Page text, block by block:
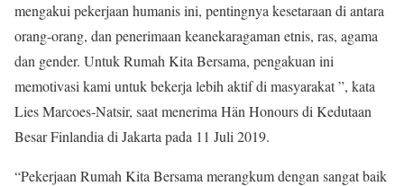
mengakui pekerjaan humanis ini, pentingnya kesetaraan di antara
orang-orang, dan penerimaan keanekaragaman etnis, ras, agama
dan gender. Untuk Rumah Kita Bersama, pengakuan ini
memotivasi kami untuk bekerja lebih aktif di masyarakat ”, kata
Lies Marcoes-Natsir, saat menerima Hän Honours di Kedutaan
Besar Finlandia di Jakarta pada 11 Juli 2019.
“Pekerjaan Rumah Kita Bersama merangkum dengan sangat baik